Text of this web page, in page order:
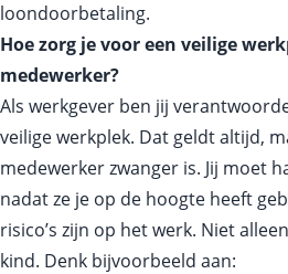
loondoorbetaling.
Hoe zorg je voor een veilige
medewerker?
Als werkgever ben jij
veilige werkplek. Dat geldt altijd,
medewerker zwanger is. Jij moet
nadat ze je op de hoogte heeft
risico’s zijn op het werk. Niet
kind. Denk bijvoorbeeld aan: